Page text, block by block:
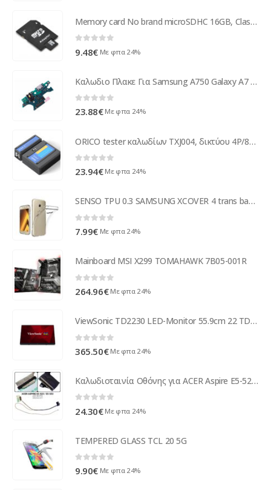
Memory card No brand microSDHC 16GB, Class 10 + Adapter - 62023
9.48€ Με φπα 24%
Καλωδιο Πλακε Για Samsung A750 Galaxy A7 2018 Με Υποδοχη Φορτισης
0 out of 5
23.88€ Με φπα 24%
ORICO tester καλωδίων TXJ004, δικτύου 4P/8P & τηλεφώνου 2P/4P/6P
0 out of 5
23.94€ Με φπα 24%
SENSO TPU 0.3 SAMSUNG XCOVER 4 trans backcover
0out of 5
7.99€ Με φπα 24%
Mainboard MSI X299 TOMAHAWK 7B05-001R
0 out of 5
264.96€ Με φπα 24%
ViewSonic TD2230 LED-Monitor 55.9cm 22 TD2230
365.50€ Με φπα 24%
Καλωδιοταινία Οθόνης για ACER Aspire E5-523 30PIN
24.30€ Με φπα 24%
TEMPERED GLASS TCL 20 5G
0 out of 5
9.90€ Με φπα 24%